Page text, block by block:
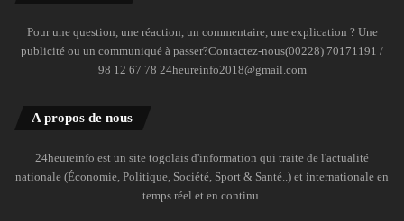
Pour une question, une réaction, un commentaire, une explication ? Une
publicité ou un communiqué à passer?Contactez-nous(00228) 70171191 /
98 12 67 78 24heureinfo2018@gmail.com
A propos de nous
24heureinfo est un site togolais d'information qui traite de l'actualité
nationale (Économie, Politique, Société, Sport & Santé..) et internationale en
temps réel et en continu.